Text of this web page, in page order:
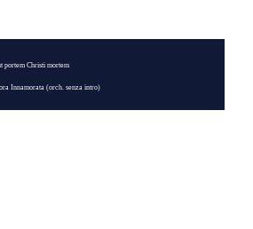
portem Christi mortem
Innamorata (orch. senza intro)